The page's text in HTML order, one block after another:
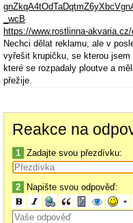
_wcB
https://www.rostlinna-
Nechci dělat reklamu, ale v
vyřešit krupičku, se kterou jsem
které se rozpadaly ploutve a
přežije.
Reakce na
1 Zadajte svou přezdívku:
2 Napište svou odpověď: